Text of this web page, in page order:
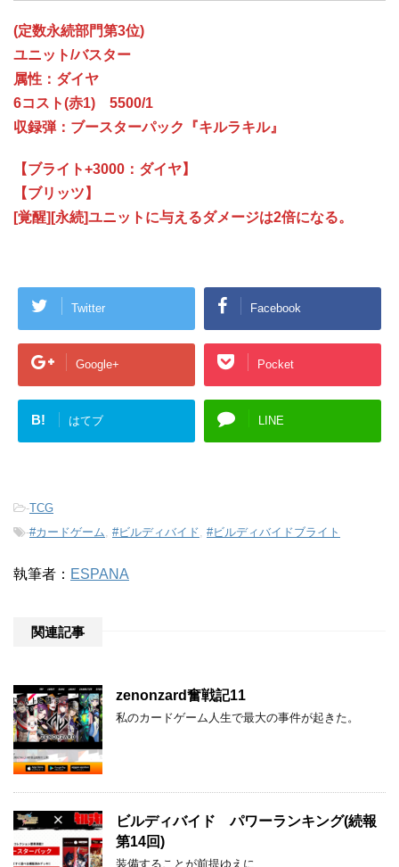
(定数永続部門第3位)
ユニット/バスター
属性：ダイヤ
6コスト(赤1) 5500/1
収録弾：ブースターパック『キルラキル』
【ブライト+3000：ダイヤ】
【ブリッツ】
[覚醒][永続]ユニットに与えるダメージは2倍になる。
Twitter Facebook
Google+ Pocket
B! はてブ LINE
-TCG
-#カードゲーム #ビルディバイド #ビルディバイドブライト
執筆者： ESPANA
関連記事
zenonzard奮戦記11
私のカードゲーム人生で最大の事件が起きた。
ビルディバイド パワーランキング(続報
第14回)
装備することが前提ゆえに